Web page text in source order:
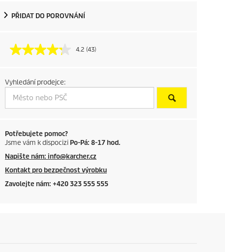
o
u
t
p
r
i
c
e
PŘIDAT DO POROVNÁNÍ
4.2 (43)
Vyhledání prodejce:
Potřebujete pomoc?
Jsme vám k dispocizi Po-Pá: 8-17 hod.
Napište nám: info@karcher.cz
Kontakt pro bezpečnost výrobku
Zavolejte nám: +420 323 555 555